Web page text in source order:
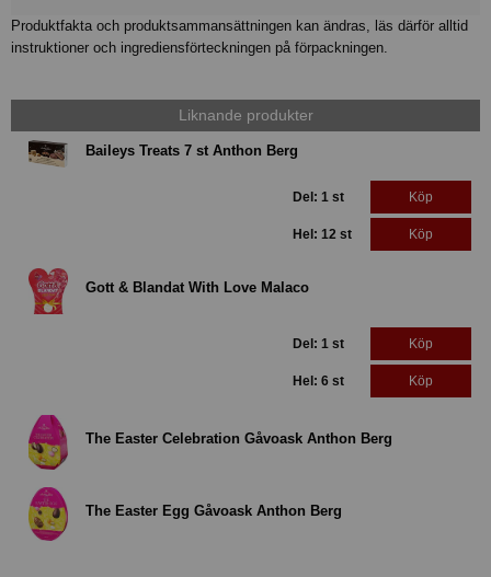
Produktfakta och produktsammansättningen kan ändras, läs därför alltid
instruktioner och ingrediensförteckningen på förpackningen.
Liknande produkter
Baileys Treats 7 st Anthon Berg
Del: 1 st Köp
Hel: 12 st Köp
Gott & Blandat With Love Malaco
Del: 1 st Köp
Hel: 6 st Köp
The Easter Celebration Gåvoask Anthon Berg
The Easter Egg Gåvoask Anthon Berg